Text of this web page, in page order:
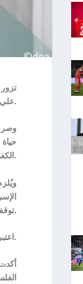
علي الأوضاع الإنسانية وسبل تقديم المساعدات للضحايا والمتضررين.
الكفاح من أجل البقاء في غزة هو جحيم لا يطاق.
توقف هجماتها ضد إسرائيل وأن تطلق أخيراً سراح كافة الرهائن.
اعتبرت أن الوصول إلي هدنة لوقف إطلاق النار يساعد علي تقديم المساعدات في إطار دور الدول الصديقة لنشر السلام.